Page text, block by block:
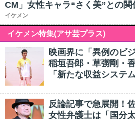
CM」女性キャラ“さく美”との
イケメン
イケメン特集(アサ芸プラス)
映画界に「異例のビ
稲垣吾郎・草彅剛・
「新たな収益システム
反論記事で急展開！
女性弁護士は「国分